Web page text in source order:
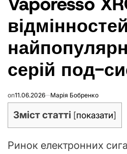
серій под-
on11.06.2026 Марія Бобренко
Зміст статті [показати]
Ринок електронних